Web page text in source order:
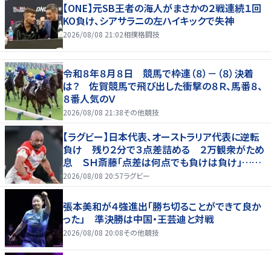
【ONE】元SB王者の海人がまさかの２戦連続１回
KO負け、シアサラニの左ハイキックで失神
2026/08/08 21:02相撲格闘技
令和８年８月８日 競馬で枠連（８）－（８）決着
は？ 佐賀競馬で飛び出した衝撃の８Ｒ、馬番８、
８番人気のＶ
2026/08/08 21:38その他競技
【ラグビー】日本代表、オーストラリア代表に逆転
負け 残り２分で３点差詰める ２万観衆がため
息 ＳＨ斎藤「点差は何点でも負けは負け」…前
半にＳＯ伊藤龍が先制トライ、３２ー３５で惜敗
2026/08/08 20:57ラグビー
張本美和が４強進出「勝ち切ることができて良か
った」 準決勝は中国・王芸迪と対戦
2026/08/08 20:08その他競技